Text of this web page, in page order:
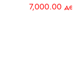
7,000.00 ден